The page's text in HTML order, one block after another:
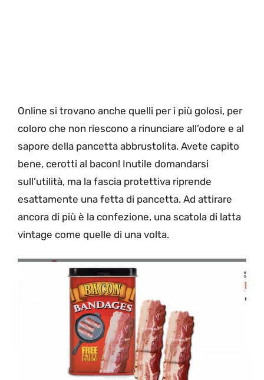
Online si trovano anche quelli per i più golosi, per
coloro che non riescono a rinunciare all’odore e al
sapore della pancetta abbrustolita. Avete capito
bene, cerotti al bacon! Inutile domandarsi
sull’utilità, ma la fascia protettiva riprende
esattamente una fetta di pancetta. Ad attirare
ancora di più è la confezione, una scatola di latta
vintage come quelle di una volta.